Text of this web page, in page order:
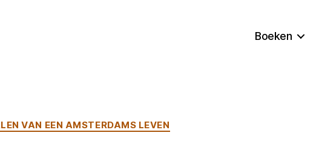
Boeken
Categorieën
VAN EEN AMSTERDAMS LEVEN